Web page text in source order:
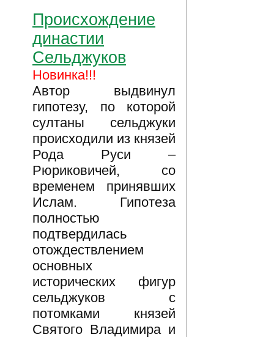
Происхождение
династии
Сельджуков
Новинка!!!
Автор выдвинул
гипотезу, по которой
султаны сельджуки
происходили из князей
Рода Руси –
Рюриковичей, со
временем принявших
Ислам. Гипотеза
полностью
подтвердилась
отождествлением
основных
исторических фигур
сельджуков с
потомками князей
Святого Владимира и